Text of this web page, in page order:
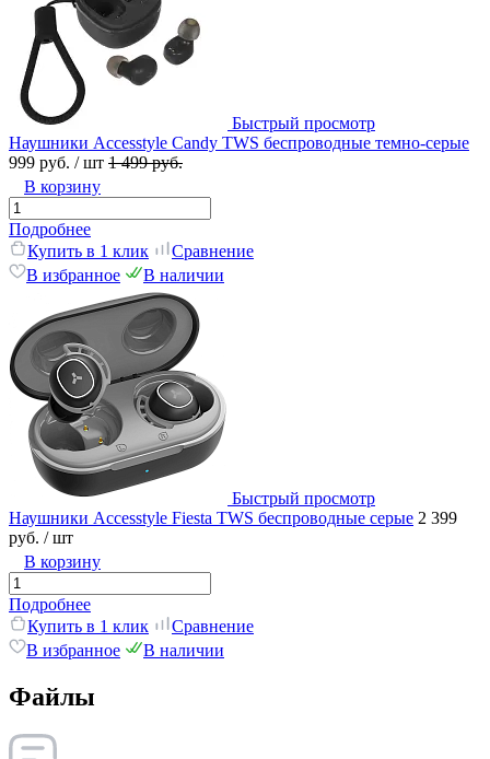
Быстрый просмотр
Наушники Accesstyle Candy TWS беспроводные темно-серые
999 руб. / шт 1 499 руб.
В корзину
Подробнее
Купить в 1 клик
Сравнение
В избранное
В наличии
Быстрый просмотр
Наушники Accesstyle Fiesta TWS беспроводные серые 2 399
руб. / шт
В корзину
Подробнее
Купить в 1 клик
Сравнение
В избранное
В наличии
Файлы